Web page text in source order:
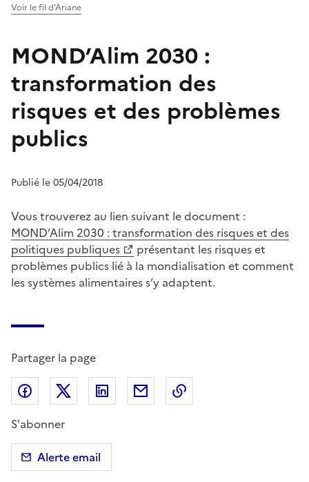
Voir le fil d'Ariane
MOND’Alim 2030 :
transformation des
risques et des problèmes
publics
Publié le 05/04/2018
Vous trouverez au lien suivant le document :
MOND’Alim 2030 : transformation des risques et des
politiques publiques
présentant les risques et
problèmes publics lié à la mondialisation et comment
les systèmes alimentaires s’y adaptent.
Partager la page
Partager sur Facebook
Partager sur X (anciennement Twitter)
Partager sur LinkedIn
Partager par email
S'abonner
Alerte email